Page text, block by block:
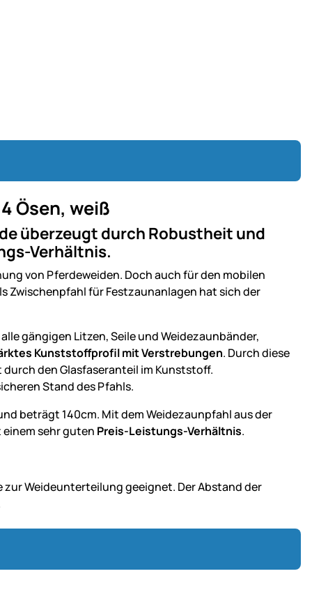
Ösen, weiß
überzeugt durch Robustheit und
Verhältnis.
von Pferdeweiden. Doch auch für den mobilen
Zwischenpfahl für Festzaunanlagen hat sich der
gängigen Litzen, Seile und Weidezaunbänder,
Kunststoffprofil mit Verstrebungen. Durch diese
den Glasfaseranteil im Kunststoff.
Stand des Pfahls.
beträgt 140cm. Mit dem Weidezaunpfahl aus der
einem sehr guten Preis-Leistungs-Verhältnis.
Weideunterteilung geeignet. Der Abstand der